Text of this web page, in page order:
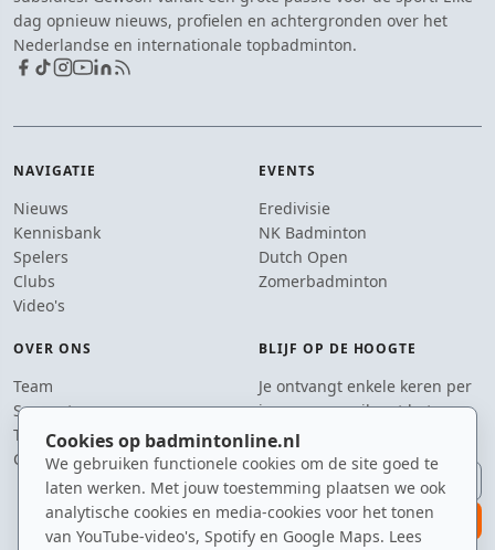
Cookies op badmintonline.nl
We gebruiken functionele cookies om de site goed te
laten werken. Met jouw toestemming plaatsen we ook
analytische cookies en media-cookies voor het tonen
van YouTube-video's, Spotify en Google Maps. Lees
dag opnieuw nieuws, profielen en achtergronden over het
Nederlandse en internationale topbadminton.
NAVIGATIE
Nieuws
Kennisbank
Spelers
Clubs
Video's
EVENTS
Eredivisie
NK Badminton
Dutch Open
Zomerbadminton
OVER ONS
Team
Supporters
Tip de redactie
Contact
BLIJF OP DE HOOGTE
Je ontvangt enkele keren per
jaar een e-mail met het
laatste badmintonnieuws.
E-mailadres
aanmelden